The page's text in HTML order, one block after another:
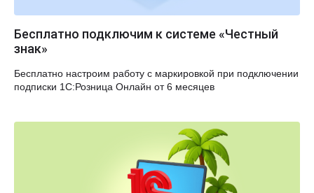
Бесплатно подключим к системе «Честный
знак»
Бесплатно настроим работу с маркировкой при подключении
подписки 1С:Розница Онлайн от 6 месяцев